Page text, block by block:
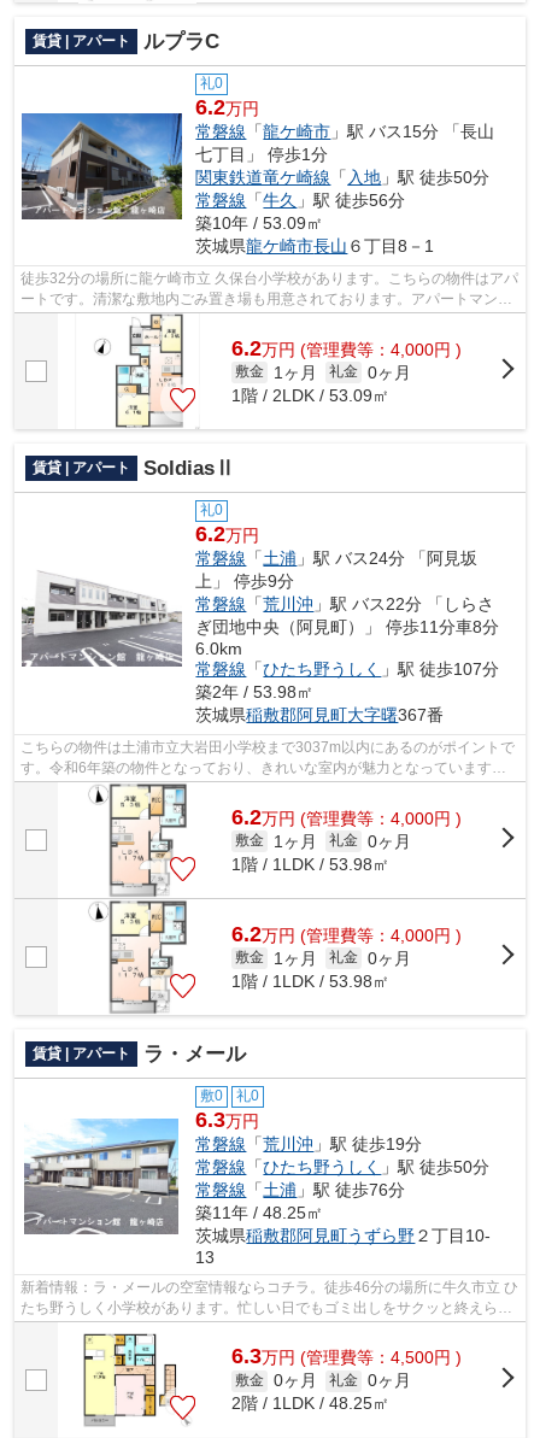
賃貸 | アパート ルプラC
礼0
6.2万円
常磐線 「龍ケ崎市 」駅 バス15分 「長山
七丁目」 停歩1分
関東鉄道竜ケ崎線 「 入地 」駅 徒歩50分
常磐線 「牛久 」駅 徒歩56分
築10年 / 53.09㎡
茨城県龍ケ崎市長山 ６丁目8－1
徒歩32分の場所に龍ケ崎市立 久保台小学校があります。こちらの物件はアパ
ートです。清潔な敷地内ごみ置き場も用意されております。アパートマンシ
ョン館 龍ヶ崎店では龍ケ崎市内の賃...
6.2万円 (管理費等：4,000円 )
敷金 1ヶ月 礼金 0ヶ月
1階 / 2LDK / 53.09㎡
賃貸 | アパート SoldiasⅡ
礼0
6.2万円
常磐線 「土浦 」駅 バス24分 「阿見坂
上」 停歩9分
常磐線 「荒川沖 」駅 バス22分 「しらさ
ぎ団地中央（阿見町）」 停歩11分車8分
6.0km
常磐線 「ひたち野うしく
」駅 徒歩107分
築2年 / 53.98㎡
茨城県稲敷郡阿見町大字曙367番
こちらの物件は土浦市立大岩田小学校まで3037m以内にあるのがポイントで
す。令和6年築の物件となっており、きれいな室内が魅力となっています。
ごみ捨ての煩わしさを軽減するのが、敷...
6.2万円 (管理費等：4,000円 )
敷金 1ヶ月 礼金 0ヶ月
1階 / 1LDK / 53.98㎡
6.2万円 (管理費等：4,000円 )
敷金 1ヶ月 礼金 0ヶ月
1階 / 1LDK / 53.98㎡
賃貸 | アパート ラ・メール
敷0 礼0
6.3万円
常磐線 「荒川沖 」駅 徒歩19分
常磐線 「ひたち野うしく
」駅 徒歩50分
常磐線 「土浦 」駅 徒歩76分
築11年 / 48.25㎡
茨城県稲敷郡阿見町うずら野２丁目10-
13
新着情報：ラ・メールの空室情報ならコチラ。徒歩46分の場所に牛久市立 ひ
たち野うしく小学校があります。忙しい日でもゴミ出しをサクッと終えられ
るように、敷地内にゴミ置き場を設置...
6.3万円 (管理費等：4,500円 )
敷金 0ヶ月 礼金 0ヶ月
2階 / 1LDK / 48.25㎡